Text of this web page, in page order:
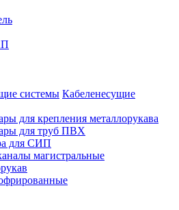
Кабеленесущие
для крепления металлорукава
для труб ПВХ
для СИП
магистральные